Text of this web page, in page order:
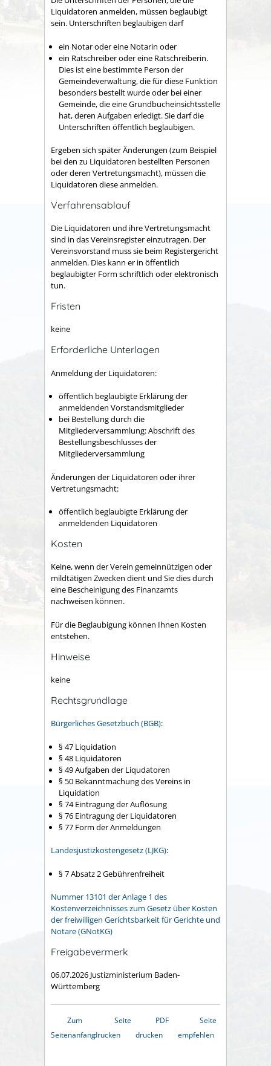
Liquidatoren anmelden, müssen beglaubigt
sein. Unterschriften beglaubigen darf
ein Notar oder eine Notarin oder
ein Ratschreiber oder eine Ratschreiberin.
Dies ist eine bestimmte Person der
Gemeindeverwaltung, die für diese Funktion
besonders bestellt wurde oder bei einer
Gemeinde, die eine Grundbucheinsichtsstelle
hat, deren Aufgaben erledigt. Sie darf die
Unterschriften öffentlich beglaubigen.
Ergeben sich später Änderungen (zum Beispiel
bei den zu Liquidatoren bestellten Personen
oder deren Vertretungsmacht), müssen die
Liquidatoren diese anmelden.
Verfahrensablauf
Die Liquidatoren und ihre Vertretungsmacht
sind in das Vereinsregister einzutragen. Der
Vereinsvorstand muss sie beim Registergericht
anmelden. Dies kann er in öffentlich
beglaubigter Form schriftlich oder elektronisch
tun.
Fristen
keine
Erforderliche Unterlagen
Anmeldung der Liquidatoren:
öffentlich beglaubigte Erklärung der
anmeldenden Vorstandsmitglieder
bei Bestellung durch die
Mitgliederversammlung: Abschrift des
Bestellungsbeschlusses der
Mitgliederversammlung
Änderungen der Liquidatoren oder ihrer
Vertretungsmacht:
öffentlich beglaubigte Erklärung der
anmeldenden Liquidatoren
Kosten
Keine, wenn der Verein gemeinnützigen oder
mildtätigen Zwecken dient und Sie dies durch
eine Bescheinigung des Finanzamts
nachweisen können.
Für die Beglaubigung können Ihnen Kosten
entstehen.
Hinweise
keine
Rechtsgrundlage
Bürgerliches Gesetzbuch (BGB):
§ 47 Liquidation
§ 48 Liquidatoren
§ 49 Aufgaben der Liqudatoren
§ 50 Bekanntmachung des Vereins in
Liquidation
§ 74 Eintragung der Auflösung
§ 76 Eintragung der Liquidatoren
§ 77 Form der Anmeldungen
Landesjustizkostengesetz (LJKG):
§ 7 Absatz 2Gebührenfreiheit
Nummer 13101 der Anlage 1 des
Kostenverzeichnisses zum Gesetz über Kosten
der freiwilligen Gerichtsbarkeit für Gerichte und
Notare (GNotKG)
Freigabevermerk
06.07.2026 Justizministerium Baden-
Württemberg
Zum
Seitenanfang
Seite
drucken
PDF
drucken
Seite
empfehlen